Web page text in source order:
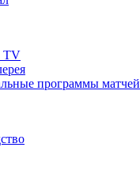
TV
программы матчей